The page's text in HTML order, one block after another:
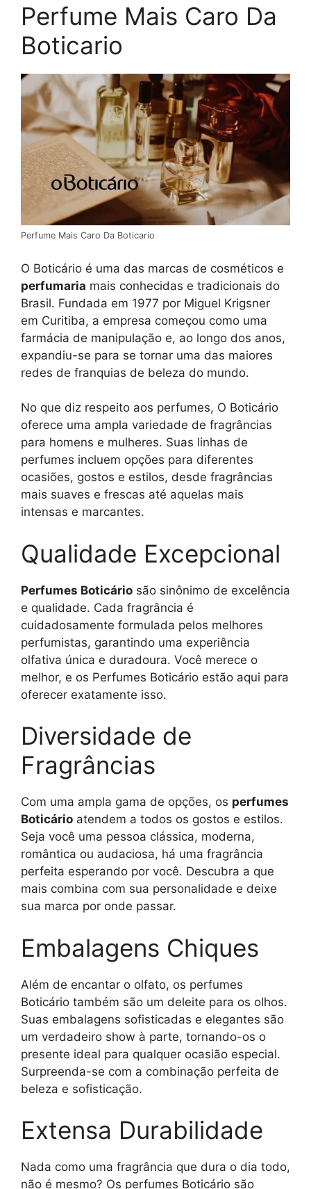
Perfume Mais Caro Da
Boticario
Perfume Mais Caro Da Boticario
O Boticário é uma das marcas de cosméticos e
perfumaria mais conhecidas e tradicionais do
Brasil. Fundada em 1977 por Miguel Krigsner
em Curitiba, a empresa começou como uma
farmácia de manipulação e, ao longo dos anos,
expandiu-se para se tornar uma das maiores
redes de franquias de beleza do mundo.
No que diz respeito aos perfumes, O Boticário
oferece uma ampla variedade de fragrâncias
para homens e mulheres. Suas linhas de
perfumes incluem opções para diferentes
ocasiões, gostos e estilos, desde fragrâncias
mais suaves e frescas até aquelas mais
intensas e marcantes.
Qualidade Excepcional
Perfumes Boticário são sinônimo de excelência
e qualidade. Cada fragrância é
cuidadosamente formulada pelos melhores
perfumistas, garantindo uma experiência
olfativa única e duradoura. Você merece o
melhor, e os Perfumes Boticário estão aqui para
oferecer exatamente isso.
Diversidade de
Fragrâncias
Com uma ampla gama de opções, os perfumes
Boticário atendem a todos os gostos e estilos.
Seja você uma pessoa clássica, moderna,
romântica ou audaciosa, há uma fragrância
perfeita esperando por você. Descubra a que
mais combina com sua personalidade e deixe
sua marca por onde passar.
Embalagens Chiques
Além de encantar o olfato, os perfumes
Boticário também são um deleite para os olhos.
Suas embalagens sofisticadas e elegantes são
um verdadeiro show à parte, tornando-os o
presente ideal para qualquer ocasião especial.
Surpreenda-se com a combinação perfeita de
beleza e sofisticação.
Extensa Durabilidade
Nada como uma fragrância que dura o dia todo,
não é mesmo? Os perfumes Boticário são